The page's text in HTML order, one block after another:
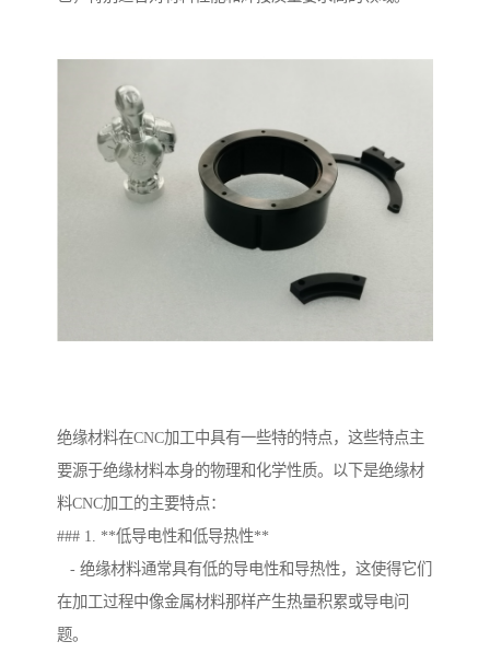
绝缘材料在CNC加工中具有一些特的特点，这些特点主
要源于绝缘材料本身的物理和化学性质。以下是绝缘材
料CNC加工的主要特点：
### 1. **低导电性和低导热性**
- 绝缘材料通常具有低的导电性和导热性，这使得它们
在加工过程中像金属材料那样产生热量积累或导电问
题。